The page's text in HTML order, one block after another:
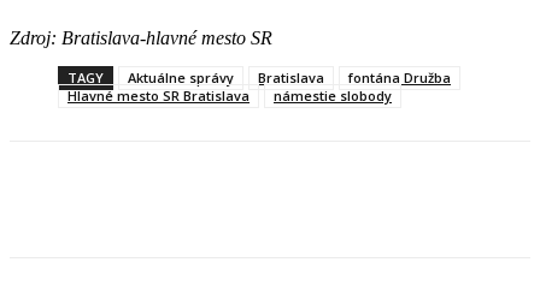
Zdroj: Bratislava-hlavné mesto SR
TAGY Aktuálne správy Bratislava
fontána Družba
Hlavné mesto SR Bratislava
námestie slobody